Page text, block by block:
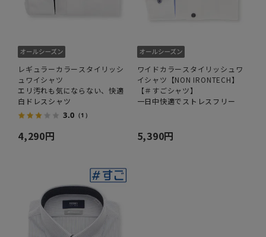
レギュラーカラースタイリッシ
ュワイシャツ
エリ汚れも気にならない、快適
白ドレスシャツ
3.0 （1）
4,290円
ワイドカラースタイリッシュワ
イシャツ【NON IRONTECH】
【＃すごシャツ】
一日中快適でストレスフリー
5,390円